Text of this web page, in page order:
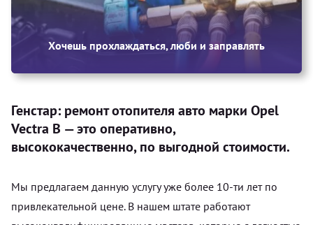
Хочешь прохлаждаться, люби и заправлять
Генстар: ремонт отопителя авто марки Opel
Vectra B — это оперативно,
высококачественно, по выгодной стоимости.
Мы предлагаем данную услугу уже более 10-ти лет по
привлекательной цене. В нашем штате работают